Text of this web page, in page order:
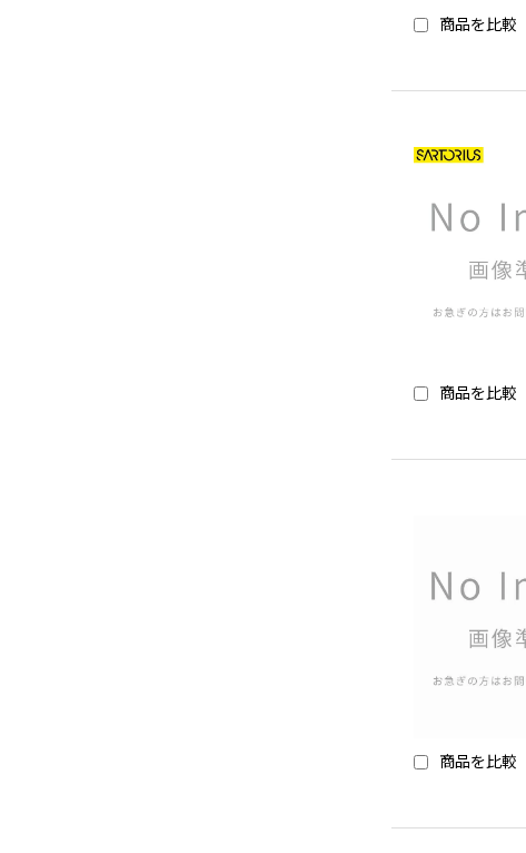
商品を比較
商品を比較
商品を比較